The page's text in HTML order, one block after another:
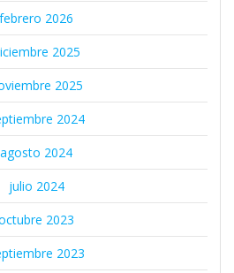
febrero 2026
2025
2025
2024
agosto 2024
julio 2024
2023
2023